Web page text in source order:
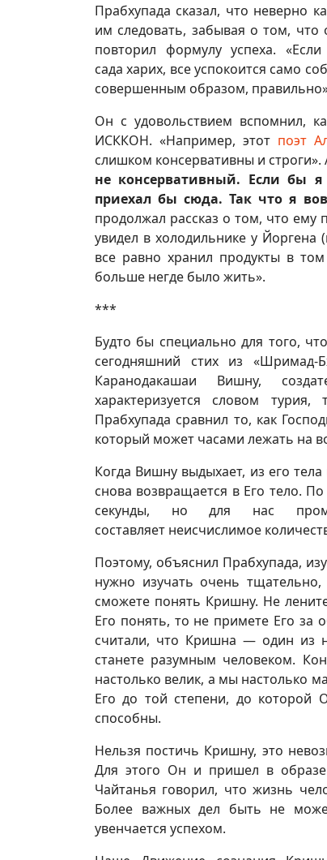
Прабхупада сказал, что неверно
им следовать, забывая о том, что
повторил формулу успеха.
сада харих, все успокоится само
совершенным образом,
Он с удовольствием вспомнил,
ИСККОН. «Например, этот поэт
слишком консервативны и
не консервативный. Если бы
приехал бы сюда. Так что я
продолжал рассказ о том, что ему
увидел в холодильнике у
все равно хранил продукты в
больше негде было жить».
***
Будто бы специально для того,
сегодняшний стих из «Шримад-
Каранодакашаи Вишну,
характеризуется словом
Прабхупада сравнил то, как
который может часами лежать на
Когда Вишну выдыхает, из его
снова возвращается в Его тело.
секунды, но для нас
составляет неисчислимое
Поэтому, объяснил Прабхупада,
нужно изучать очень
сможете понять Кришну. Не
Его понять, то не примете Его за
считали, что Кришна — один из
станете разумным человеком.
настолько велик, а мы настолько
Его до той степени, до которой
способны.
Нельзя постичь Кришну, это
Для этого Он и пришел в
Чайтанья говорил, что жизнь
Более важных дел быть не
увенчается успехом.